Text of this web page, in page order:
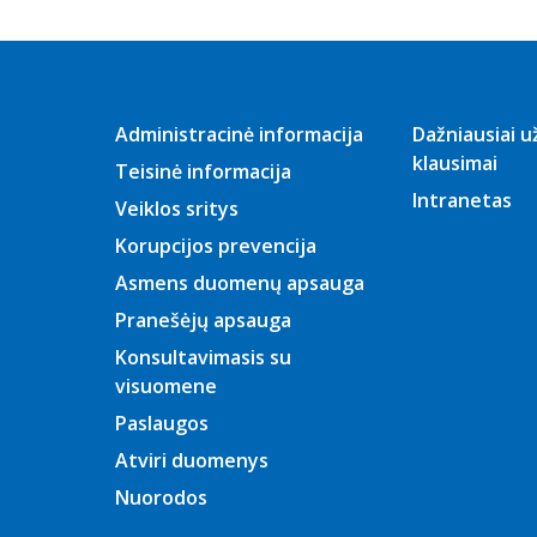
Administracinė informacija
Teisinė informacija
Veiklos sritys
Korupcijos prevencija
Asmens duomenų apsauga
Pranešėjų apsauga
Konsultavimasis su
visuomene
Paslaugos
Atviri duomenys
Nuorodos
Dažniausiai
klausimai
Intranetas